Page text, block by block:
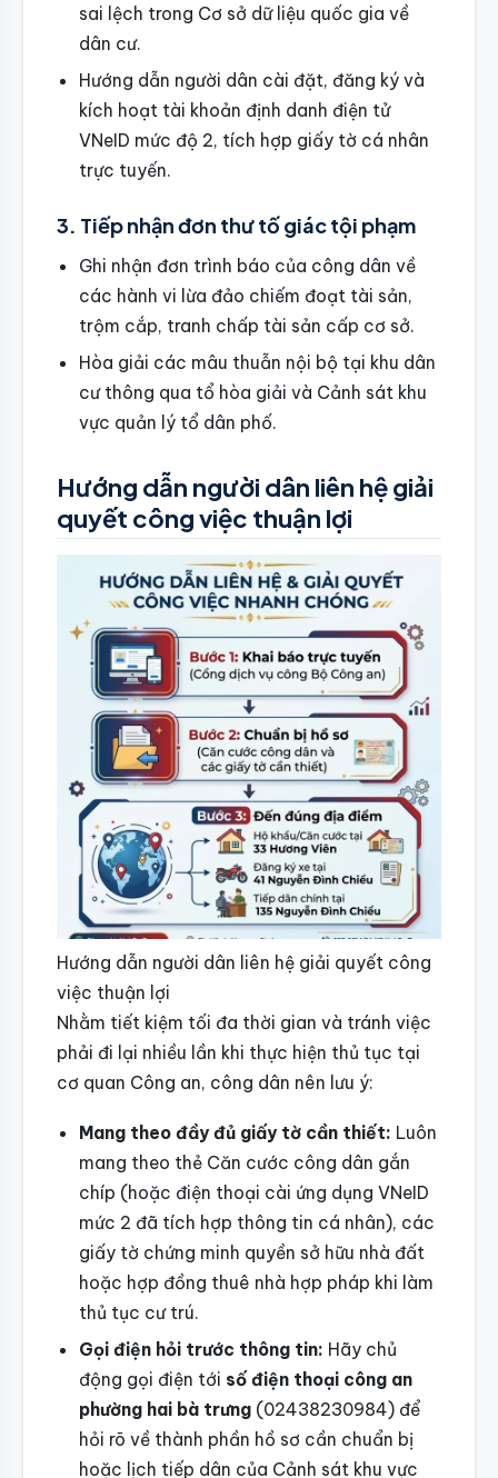
sai lệch trong Cơ sở dữ liệu quốc gia về
dân cư.
Hướng dẫn người dân cài đặt, đăng ký và
kích hoạt tài khoản định danh điện tử
VNeID mức độ 2, tích hợp giấy tờ cá nhân
trực tuyến.
3. Tiếp nhận đơn thư tố giác tội phạm
Ghi nhận đơn trình báo của công dân về
các hành vi lừa đảo chiếm đoạt tài sản,
trộm cắp, tranh chấp tài sản cấp cơ sở.
Hòa giải các mâu thuẫn nội bộ tại khu dân
cư thông qua tổ hòa giải và Cảnh sát khu
vực quản lý tổ dân phố.
Hướng dẫn người dân liên hệ giải
quyết công việc thuận lợi
Hướng dẫn người dân liên hệ giải quyết công
việc thuận lợi
Nhằm tiết kiệm tối đa thời gian và tránh việc
phải đi lại nhiều lần khi thực hiện thủ tục tại
cơ quan Công an, công dân nên lưu ý:
Mang theo đầy đủ giấy tờ cần thiết: Luôn
mang theo thẻ Căn cước công dân gắn
chíp (hoặc điện thoại cài ứng dụng VNeID
mức 2 đã tích hợp thông tin cá nhân), các
giấy tờ chứng minh quyền sở hữu nhà đất
hoặc hợp đồng thuê nhà hợp pháp khi làm
thủ tục cư trú.
Gọi điện hỏi trước thông tin: Hãy chủ
động gọi điện tới số điện thoại công an
phường hai bà trưng (02438230984) để
hỏi rõ về thành phần hồ sơ cần chuẩn bị
hoặc lịch tiếp dân của Cảnh sát khu vực